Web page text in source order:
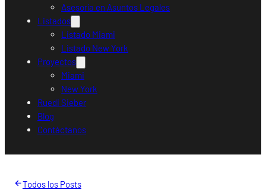
Asesoría en Asuntos Legales
Listados
Listado Miami
Listado New York
Proyectos
Miami
New York
Ruedi Sieber
Blog
Contáctanos
Todos los Posts